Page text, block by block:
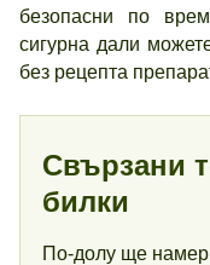
безопасни по
сигурна дали
без рецепта
Свързани
билки
По-долу ще